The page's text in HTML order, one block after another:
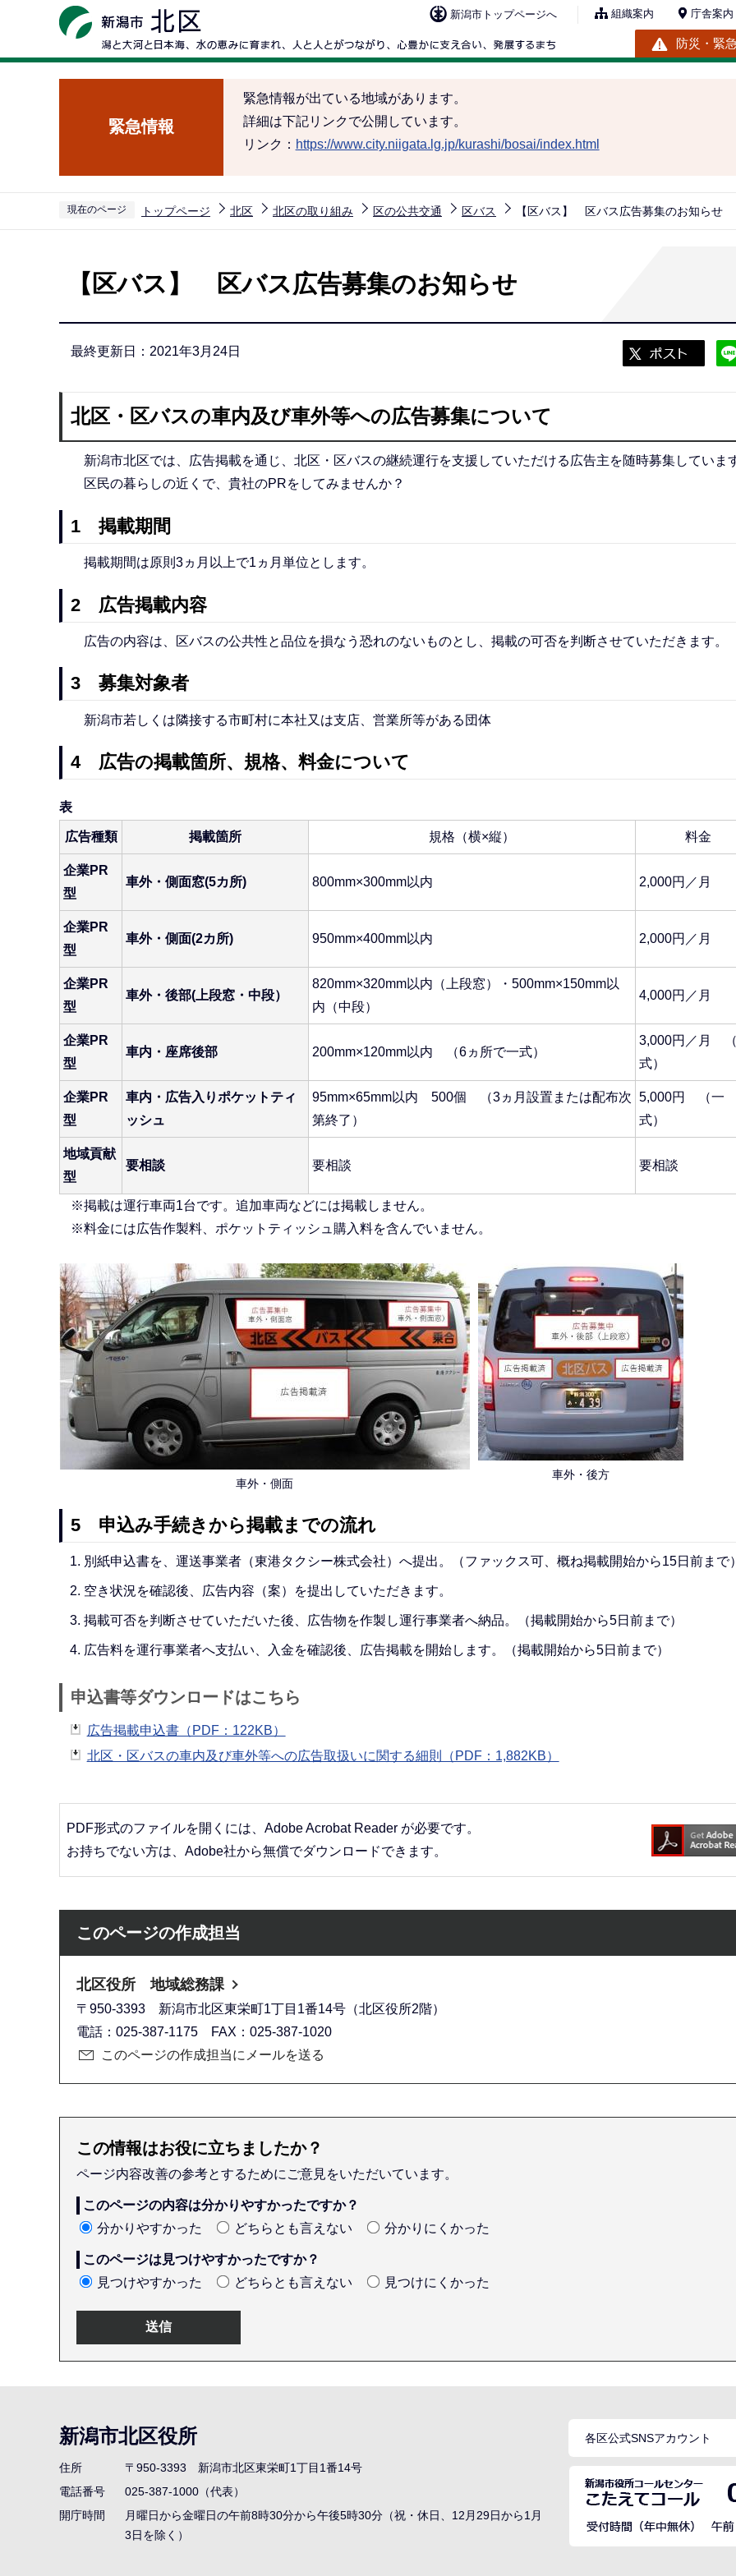
ペ
新潟市トップページへ 組織案内 庁舎案
防災・緊
緊急情報
緊急情報が出ている地域があります。
詳細は下記リンクで公開しています。
リンク： https://www.city.niigata.lg.jp/kurashi/bosai/index.html
現在のページ トップページ 北区 北区の取り組み 区の公共交通 区バス 【区バス】 区バス広告募集のお知らせ
【区バス】 区バス広告募集のお知らせ
最終更新日：2021年3月24日
北区・区バスの車内及び車外等への広告募集について
新潟市北区では、広告掲載を通じ、北区・区バスの継続運行を支援していただける広告主を随時募集していま
区民の暮らしの近くで、貴社のPRをしてみませんか？
1 掲載期間
掲載期間は原則3ヵ月以上で1ヵ月単位とします。
2 広告掲載内容
広告の内容は、区バスの公共性と品位を損なう恐れのないものとし、掲載の可否を判断させていただきます。
3 募集対象者
新潟市若しくは隣接する市町村に本社又は支店、営業所等がある団体
4 広告の掲載箇所、規格、料金について
表
広告種類 掲載箇所 規格（横×縦） 料金
企業PR
型
車外・側面窓(5カ所) 800mm×300mm以内 2,000円／月
企業PR
型
車外・側面(2カ所) 950mm×400mm以内 2,000円／月
企業PR
型
車外・後部(上段窓・中段）
820mm×320mm以内（上段窓）・500mm×150mm以
内（中段）
4,000円／月
企業PR
型
車内・座席後部 200mm×120mm以内 （6ヵ所で一式）
3,000円／月
式）
企業PR
型
車内・広告入りポケットティ
ッシュ
95mm×65mm以内 500個 （3ヵ月設置または配布次
第終了）
5,000円 （一
式）
地域貢献
型
要相談 要相談 要相談
※掲載は運行車両1台です。追加車両などには掲載しません。
※料金には広告作製料、ポケットティッシュ購入料を含んでいません。
車外・側面
車外・後方
5 申込み手続きから掲載までの流れ
別紙申込書を、運送事業者（東港タクシー株式会社）へ提出。（ファックス可、概ね掲載開始から15日前まで
空き状況を確認後、広告内容（案）を提出していただきます。
掲載可否を判断させていただいた後、広告物を作製し運行事業者へ納品。（掲載開始から5日前まで）
広告料を運行事業者へ支払い、入金を確認後、広告掲載を開始します。（掲載開始から5日前まで）
申込書等ダウンロードはこちら
広告掲載申込書（PDF：122KB）
北区・区バスの車内及び車外等への広告取扱いに関する細則（PDF：1,882KB）
PDF形式のファイルを開くには、Adobe Acrobat Reader が必要です。
お持ちでない方は、Adobe社から無償でダウンロードできます。
このページの作成担当
北区役所 地域総務課
〒950-3393 新潟市北区東栄町1丁目1番14号（北区役所2階）
電話：025-387-1175 FAX：025-387-1020
このページの作成担当にメールを送る
この情報はお役に立ちましたか？
ページ内容改善の参考とするためにご意見をいただいています。
このページの内容は分かりやすかったですか？
分かりやすかった
どちらとも言えない 分かりにくかった
このページは見つけやすかったですか？
見つけやすかった
どちらとも言えない 見つけにくかった
こ
ま
で
新潟市北区役所
住所 〒950-3393 新潟市北区東栄町1丁目1番14号
電話番号
025-387-1000（代表）
開庁時間
月曜日から金曜日の午前8時30分から午後5時30分（祝・休日、12月29日から1月
3日を除く）
各区公式SNSアカウント